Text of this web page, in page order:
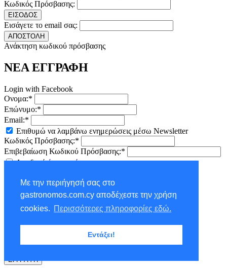
Με την περιήγησή σας στο
gastronomos.com.cy αποδέχεστε την χρήση
cookies. Περισσότερες πληροφορίες εδώ.
Εντάξει!
Κωδικός Πρόσβασης:
ΕΙΣΟΔΟΣ
Εισάγετε το email σας:
ΑΠΟΣΤΟΛΗ
Ανάκτηση κωδικού πρόσβασης
ΝΕΑ ΕΓΓΡΑΦΗ
Login with Facebook
Ονομα:*
Επώνυμο:*
Email:*
Επιθυμώ να λαμβάνω ενημερώσεις μέσω Newsletter
Κωδικός Πρόσβασης:*
Επιβεβαίωση Κωδικού Πρόσβασης:*
Αποδοχήόρων χρήσης
NEWSLETTER - ΕΓΓΡΑΦΗ
Ονομα:*
ΕΓΓΡΑΦΗ